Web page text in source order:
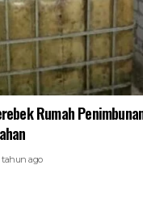
Rumah
tahun ago